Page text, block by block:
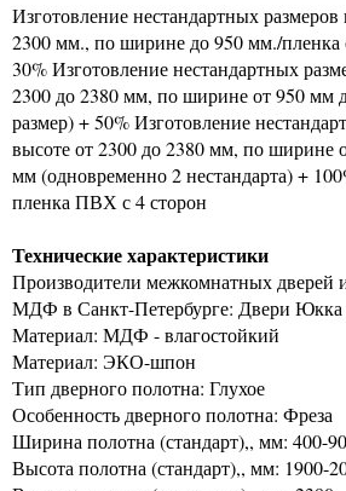
Изготовление нестандартных
2300 мм., по ширине до 950 мм./пленка
30% Изготовление нестандартных
2300 до 2380 мм, по ширине от 950 мм
размер) + 50% Изготовление
высоте от 2300 до 2380 мм, по ширине
мм (одновременно 2 нестандарта) +
пленка ПВХ с 4 сторон
Технические характеристики
Производители межкомнатных дверей
МДФ в Санкт-Петербурге: Двери Юкка
Материал: МДФ - влагостойкий
Материал: ЭКО-шпон
Тип дверного полотна: Глухое
Особенность дверного полотна: Фреза
Ширина полотна (стандарт),, мм: 400-
Высота полотна (стандарт),, мм: 1900-